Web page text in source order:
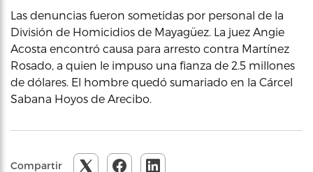
Las denuncias fueron sometidas por personal de la
División de Homicidios de Mayagüez. La juez Angie
Acosta encontró causa para arresto contra Martínez
Rosado, a quien le impuso una fianza de 2.5 millones
de dólares. El hombre quedó sumariado en la Cárcel
Sabana Hoyos de Arecibo.
Compartir